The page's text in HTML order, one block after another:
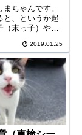
ちゃんです。
と、というか起
末っ子）や妻
ると息子は学校
非常にしんどそ
おそらく症状か
フルエンザだ
。昨...
2019.01.25